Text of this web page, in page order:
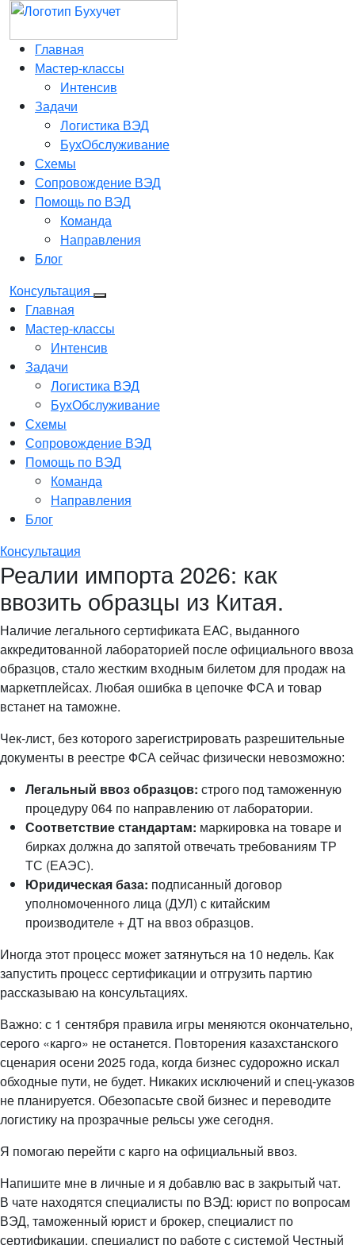
Главная
Мастер-классы
Интенсив
Задачи
Логистика ВЭД
БухОбслуживание
Схемы
Сопровождение ВЭД
Помощь по ВЭД
Команда
Направления
Блог
Консультация
Главная
Мастер-классы
Интенсив
Задачи
Логистика ВЭД
БухОбслуживание
Схемы
Сопровождение ВЭД
Помощь по ВЭД
Команда
Направления
Блог
Консультация
Реалии импорта 2026: как
ввозить образцы из Китая.
Наличие легального сертификата EAC, выданного
аккредитованной лабораторией после официального ввоза
образцов, стало жестким входным билетом для продаж на
маркетплейсах. Любая ошибка в цепочке ФСА и товар
встанет на таможне.
Чек-лист, без которого зарегистрировать разрешительные
документы в реестре ФСА сейчас физически невозможно:
Легальный ввоз образцов: строго под таможенную
процедуру 064 по направлению от лаборатории.
Соответствие стандартам: маркировка на товаре и
бирках должна до запятой отвечать требованиям ТР
ТС (ЕАЭС).
Юридическая база: подписанный договор
уполномоченного лица (ДУЛ) с китайским
производителе + ДТ на ввоз образцов.
Иногда этот процесс может затянуться на 10 недель. Как
запустить процесс сертификации и отгрузить партию
рассказываю на консультациях.
Важно: с 1 сентября правила игры меняются окончательно,
серого «карго» не останется. Повторения казахстанского
сценария осени 2025 года, когда бизнес судорожно искал
обходные пути, не будет. Никаких исключений и спец-указов
не планируется. Обезопасьте свой бизнес и переводите
логистику на прозрачные рельсы уже сегодня.
Я помогаю перейти с карго на официальный ввоз.
Напишите мне в личные и я добавлю вас в закрытый чат.
В чате находятся специалисты по ВЭД: юрист по вопросам
ВЭД, таможенный юрист и брокер, специалист по
сертификации, специалист по работе с системой Честный